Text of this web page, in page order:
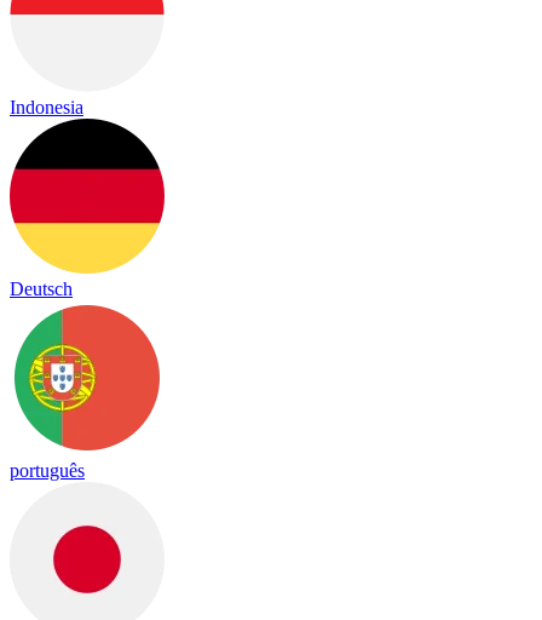
Indonesia
Deutsch
português